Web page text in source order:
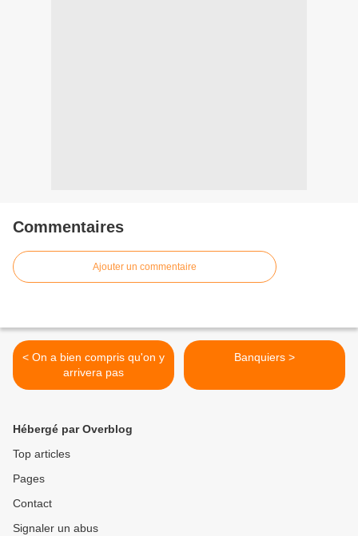
Commentaires
Ajouter un commentaire
< On a bien compris qu'on y
arrivera pas
Banquiers >
Hébergé par Overblog
Top articles
Pages
Contact
Signaler un abus